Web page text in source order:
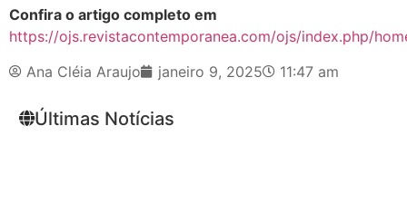
Confira o artigo completo em
https://ojs.revistacontemporanea.com/ojs/index.php/
Ana Cléia Araujo
janeiro 9, 2025 11:47 am
Últimas Notícias